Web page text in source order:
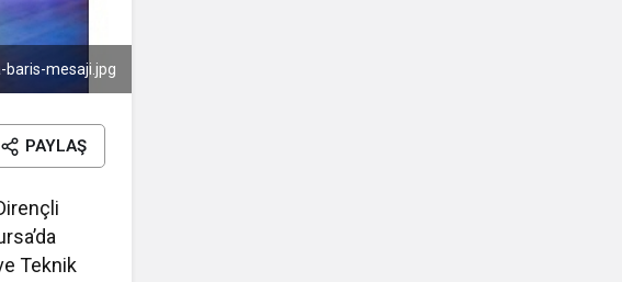
mesaji.jpg
PAYLAŞ
Teknik